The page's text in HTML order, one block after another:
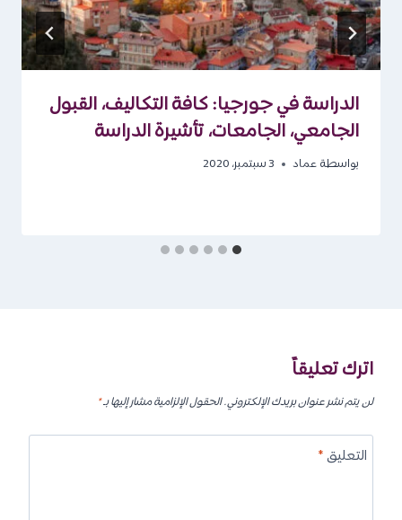
الدراسة في جورجيا: كافة التكاليف، القبول
الجامعي، الجامعات، تأشيرة الدراسة
بواسطة عماد 3 سبتمبر، 2020
اترك تعليقاً
لن يتم نشر عنوان بريدك الإلكتروني.الحقول الإلزامية مشار إليها بـ*
التعليق*